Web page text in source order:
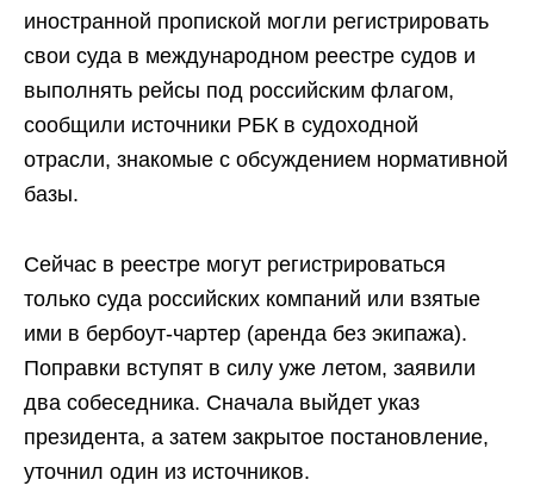
иностранной пропиской могли регистрировать
свои суда в международном реестре судов и
выполнять рейсы под российским флагом,
сообщили источники РБК в судоходной
отрасли, знакомые с обсуждением нормативной
базы.
Сейчас в реестре могут регистрироваться
только суда российских компаний или взятые
ими в бербоут-чартер (аренда без экипажа).
Поправки вступят в силу уже летом, заявили
два собеседника. Сначала выйдет указ
президента, а затем закрытое постановление,
уточнил один из источников.